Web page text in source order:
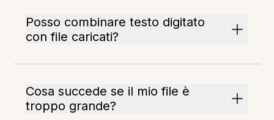
Posso combinare testo digitato
con file caricati?
Cosa succede se il mio file è
troppo grande?